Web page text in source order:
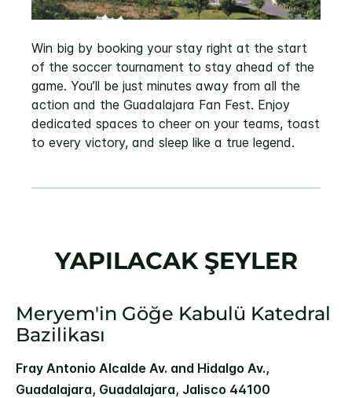
Win big by booking your stay right at the start
of the soccer tournament to stay ahead of the
game. You’ll be just minutes away from all the
action and the Guadalajara Fan Fest. Enjoy
dedicated spaces to cheer on your teams, toast
to every victory, and sleep like a true legend.
YAPILACAK ŞEYLER
Meryem'in Göğe Kabulü Katedral
Bazilikası
Fray Antonio Alcalde Av. and Hidalgo Av.,
Guadalajara, Guadalajara, Jalisco 44100